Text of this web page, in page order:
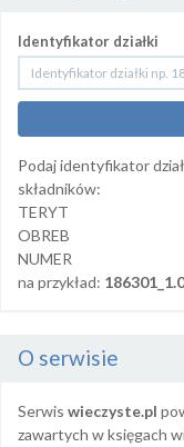
Identyfikator działki
Podaj identyfikator
składników:
TERYT
OBREB
NUMER
na przykład:
O serwisie
Serwis wieczyste.pl
zawartych w księgach